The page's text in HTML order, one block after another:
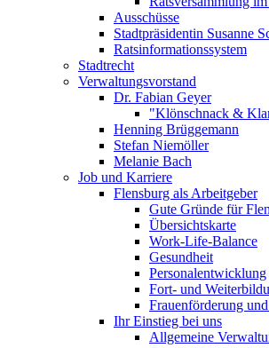
Ausschüsse
Stadtpräsidentin Susanne
Ratsinformationssystem
Stadtrecht
Verwaltungsvorstand
Dr. Fabian Geyer
"Klönschnack &
Henning Brüggemann
Stefan Niemöller
Melanie Bach
Job und Karriere
Flensburg als Arbeitgeber
Gute Gründe für
Übersichtskarte
Work-Life-Balance
Gesundheit
Personalentwicklung
Fort- und
Frauenförderung
Ihr Einstieg bei uns
Allgemeine